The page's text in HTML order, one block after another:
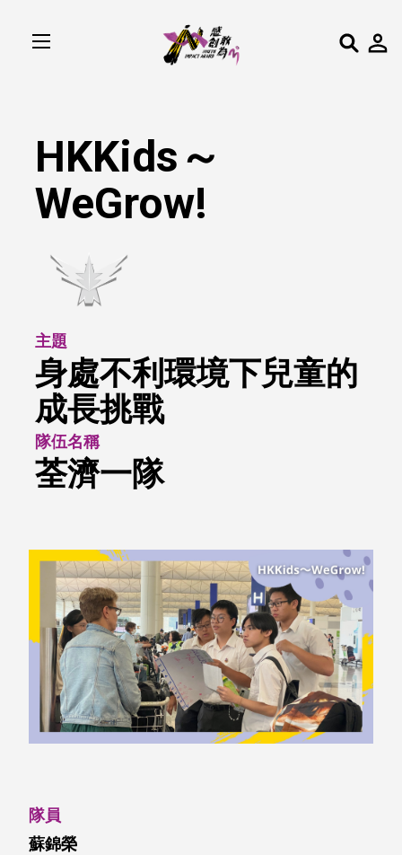
HKKids～
WeGrow!
主題
身處不利環境下兒童的
成長挑戰
隊伍名稱
荃濟一隊
隊員
蘇錦榮